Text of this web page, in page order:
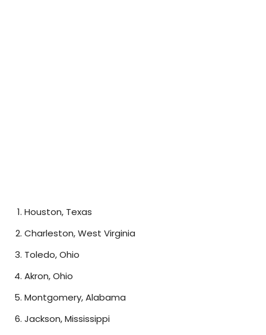
Houston, Texas
Charleston, West Virginia
Toledo, Ohio
Akron, Ohio
Montgomery, Alabama
Jackson, Mississippi